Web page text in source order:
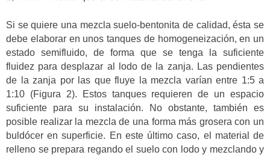
Si se quiere una mezcla suelo-bentonita de calidad, ésta se
debe elaborar en unos tanques de homogeneización, en un
estado semifluido, de forma que se tenga la suficiente
fluidez para desplazar al lodo de la zanja. Las pendientes
de la zanja por las que fluye la mezcla varían entre 1:5 a
1:10 (Figura 2). Estos tanques requieren de un espacio
suficiente para su instalación. No obstante, también es
posible realizar la mezcla de una forma más grosera con un
buldócer en superficie. En este último caso, el material de
relleno se prepara regando el suelo con lodo y mezclando y